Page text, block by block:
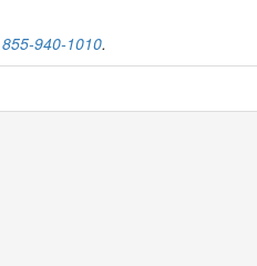
855-940-1010.